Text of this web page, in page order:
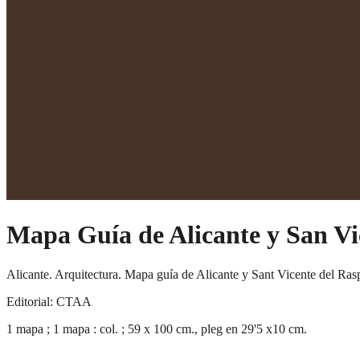
Mapa Guía de Alicante y San
Alicante. Arquitectura. Mapa guía de Alicante y Sant Vicente del
Editorial: CTAA
1 mapa ; 1 mapa : col. ; 59 x 100 cm., pleg en 29'5 x10 cm.